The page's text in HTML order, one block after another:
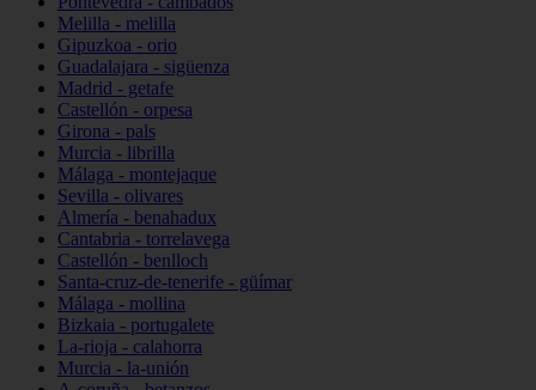
Melilla - melilla
Gipuzkoa - orio
Guadalajara - sigüenza
Madrid - getafe
Castellón - orpesa
Girona - pals
Murcia - librilla
Málaga - montejaque
Sevilla - olivares
Almería - benahadux
Cantabria - torrelavega
Castellón - benlloch
Santa-cruz-de-tenerife - güímar
Málaga - mollina
Bizkaia - portugalete
La-rioja - calahorra
Murcia - la-unión